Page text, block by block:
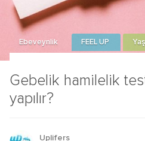
Gebelik hamilelik
yapılır?
Ebeveynlik FEEL UP
Uplifers